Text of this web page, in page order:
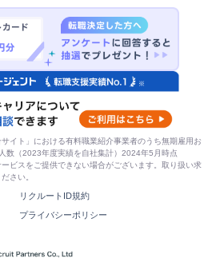
イト」における有料職業紹介事業者のうち無期雇用お
数（2023年度実績を自社集計）2024年5月時点
ビスをご提供できない場合がございます。取り扱い求
さい。
リクルートID規約
プライバシーポリシー